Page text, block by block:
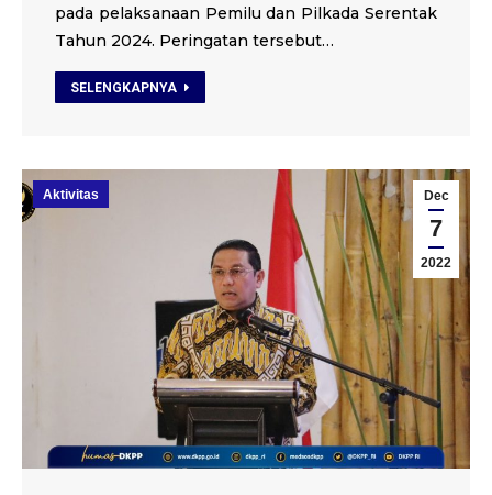
pada pelaksanaan Pemilu dan Pilkada Serentak
Tahun 2024. Peringatan tersebut…
SELENGKAPNYA
Dec
7
2022
Aktivitas